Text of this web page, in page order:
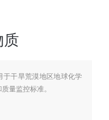
质
干旱荒漠地区地球化学
量监控标准。